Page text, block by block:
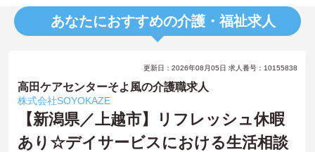
あなたにおすすめの介護・福祉求人
更新日：2026年08月05日 求人番号：10155838
高田ケアセンターそよ風の介護職求人
株式会社SOYOKAZE
【新潟県／上越市】リフレッシュ休暇
あり☆デイサービスにおける生活相談